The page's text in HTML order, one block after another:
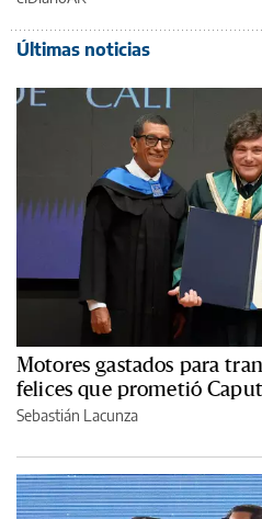
Últimas noticias
Motores gastados para
felices que prometió
Sebastián Lacunza